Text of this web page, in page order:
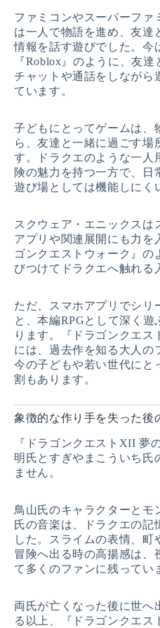
ファミコンやスーパーファ
は一人で物語を進め、友達
情報を話す遊びでした。今
『Roblox』のように、友達
チャットや通話をしながら
ています。
子どもにとってゲームは、
ら、友達と一緒に過ごす場
す。ドラクエのような一人
険の魅力を持つ一方で、日
遊び場としては機能しにく
スクウェア・エニックスは
アプリや関連展開にも力を
ゴンクエストウォーク』の
びつけてドラクエへ触れる
ただ、スマホアプリでシリ
と、本編RPGとして深く遊
ります。『ドラゴンクエス
には、過去作を知る大人の
今の子どもや若い世代にと
割もあります。
象徴的な作り手を失った後
『ドラゴンクエストXII 夢
明氏とすぎやまこういち氏
ません。
鳥山氏のキャラクターとモ
氏の音楽は、ドラクエの記
した。スライムの表情、町
冒険へ出る時の高揚感は、
て多くのファンに残ってい
両氏が亡くなった後に世へ
る以上、『ドラゴンクエス